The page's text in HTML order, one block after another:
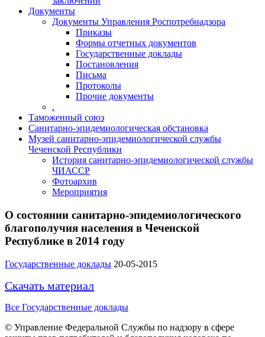
Документы
Документы Управления Роспотребнадзора
Приказы
Формы отчетных документов
Государственные доклады
Постановления
Письма
Протоколы
Прочие документы
.
Таможенный союз
Санитарно-эпидемиологическая обстановка
Музей санитарно-эпидемиологической службы
Чеченской Республики
История санитарно-эпидемиологической службы
ЧИАССР
Фотоархив
Мероприятия
О состоянии санитарно-эпидемиологического
благополучия населения в Чеченской
Республике в 2014 году
Государственные доклады 20-05-2015
Скачать материал
Все Государственные доклады
© Управление Федеральной Службы по надзору в сфере